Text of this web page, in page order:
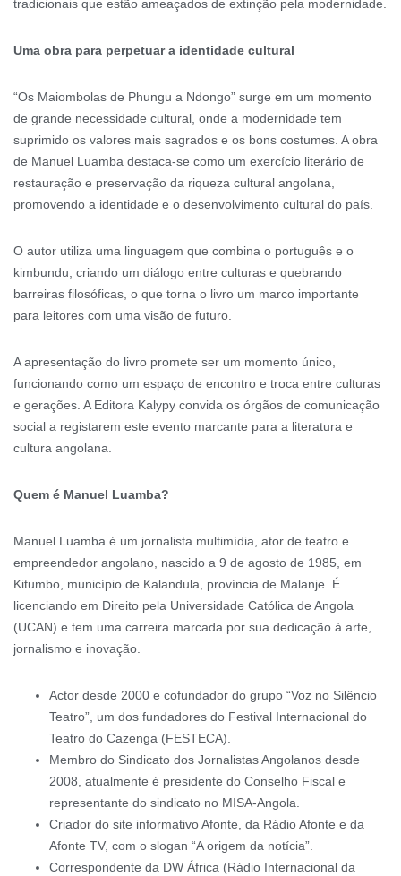
tradicionais que estão ameaçados de extinção pela modernidade.
Uma obra para perpetuar a identidade cultural
“Os Maiombolas de Phungu a Ndongo” surge em um momento
de grande necessidade cultural, onde a modernidade tem
suprimido os valores mais sagrados e os bons costumes. A obra
de Manuel Luamba destaca-se como um exercício literário de
restauração e preservação da riqueza cultural angolana,
promovendo a identidade e o desenvolvimento cultural do país.
O autor utiliza uma linguagem que combina o português e o
kimbundu, criando um diálogo entre culturas e quebrando
barreiras filosóficas, o que torna o livro um marco importante
para leitores com uma visão de futuro.
A apresentação do livro promete ser um momento único,
funcionando como um espaço de encontro e troca entre culturas
e gerações. A Editora Kalypy convida os órgãos de comunicação
social a registarem este evento marcante para a literatura e
cultura angolana.
Quem é Manuel Luamba?
Manuel Luamba é um jornalista multimídia, ator de teatro e
empreendedor angolano, nascido a 9 de agosto de 1985, em
Kitumbo, município de Kalandula, província de Malanje. É
licenciando em Direito pela Universidade Católica de Angola
(UCAN) e tem uma carreira marcada por sua dedicação à arte,
jornalismo e inovação.
Actor desde 2000 e cofundador do grupo “Voz no Silêncio
Teatro”, um dos fundadores do Festival Internacional do
Teatro do Cazenga (FESTECA).
Membro do Sindicato dos Jornalistas Angolanos desde
2008, atualmente é presidente do Conselho Fiscal e
representante do sindicato no MISA-Angola.
Criador do site informativo Afonte, da Rádio Afonte e da
Afonte TV, com o slogan “A origem da notícia”.
Correspondente da DW África (Rádio Internacional da